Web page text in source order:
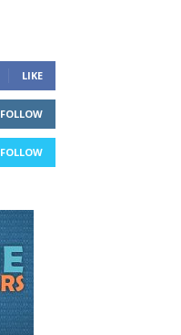
LIKE
FOLLOW
FOLLOW